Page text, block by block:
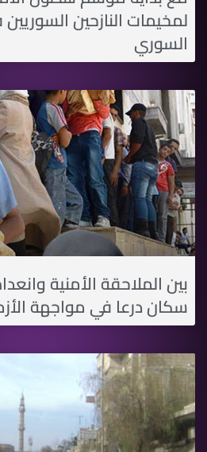
لمخيمات النازحين
السوري
بين الملاحقة الأمنية
سكان درعا في مواجهة